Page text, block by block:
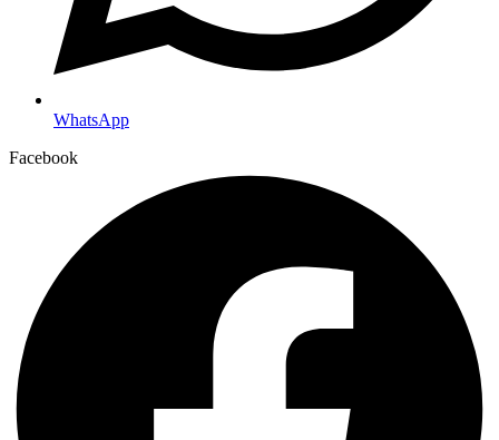
WhatsApp
Facebook